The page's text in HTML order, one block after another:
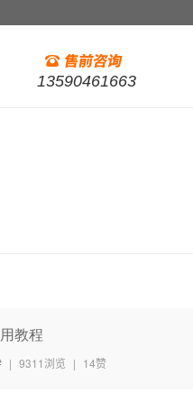
13590461663
教程
| 9311浏览 | 14赞